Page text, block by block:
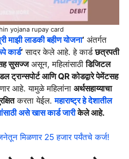
yojana rupay card
माझी लाडकी बहीण योजना’ अंतर्गत
कार्ड’ सादर केले आहे. हे कार्डछत्रपती
सुसज्जअसून, महिलांसाठीडिजिटल
ट्रान्सपोर्ट आणि QR कोडद्वारे पेमेंटसह
आहे. यामुळे महिलांना अर्थसहाय्याचा
करता येईल.महाराष्ट्र हे देशातील
असे खास कार्ड जारीकेले आहे.
मिळणार 25 हजार पर्यंतचे कर्ज!